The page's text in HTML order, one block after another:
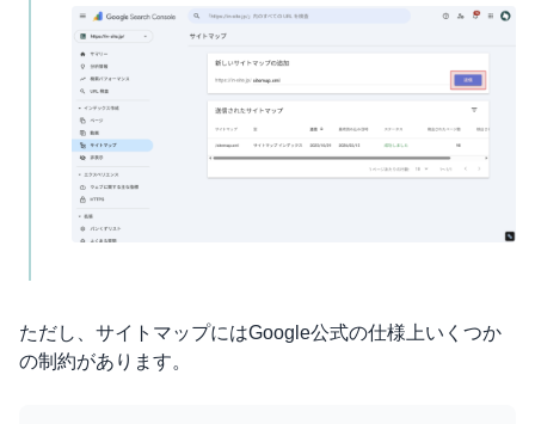
ただし、サイトマップにはGoogle公式の仕様上いくつか
の制約があります。